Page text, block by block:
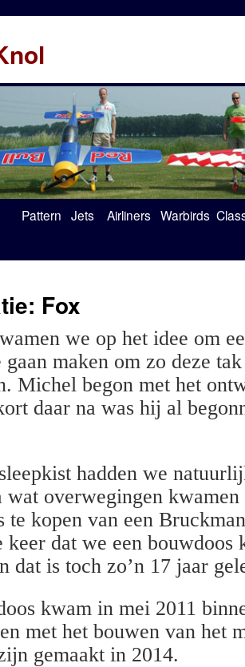
Pattern Jets Airliners Warbirds
Fox
we op het idee om
maken om zo deze
Michel begon met het
daar na was hij al
hadden we
wat overwegingen
te kopen van een
keer dat we een bouwdoos
dat is toch zo’n 17 jaar
kwam in mei 2011
met het bouwen van het
gemaakt in 2014.